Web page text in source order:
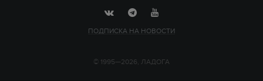
ПОДПИСКА НА НОВОСТИ
© 1995—2026, ЛАДОГА